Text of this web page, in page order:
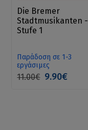
Die Bremer
Stadtmusikanten -
Stufe 1
Παράδοση σε 1-3
εργάσιμες
11.00€ 9.90€